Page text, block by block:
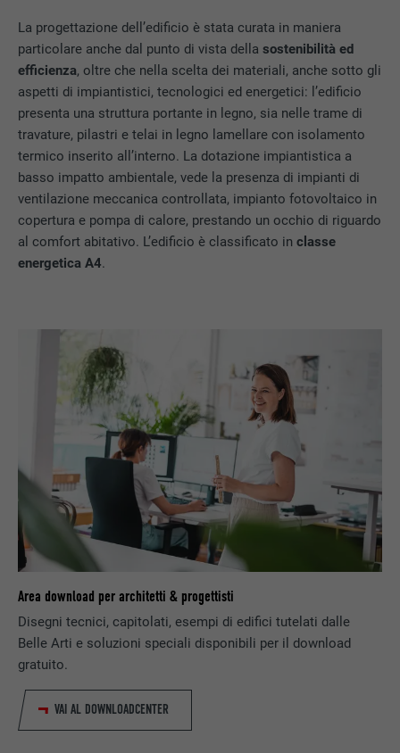
La progettazione dell’edificio è stata curata in maniera
particolare anche dal punto di vista dellasostenibilità ed
efficienza, oltre che nella scelta dei materiali, anche sotto gli
aspetti di impiantistici, tecnologici ed energetici: l’edificio
presenta una struttura portante in legno, sia nelle trame di
travature, pilastri e telai in legno lamellare con isolamento
termico inserito all’interno. La dotazione impiantistica a
basso impatto ambientale, vede la presenza di impianti di
ventilazione meccanica controllata, impianto fotovoltaico in
copertura e pompa di calore, prestando un occhio di riguardo
al comfort abitativo. L’edificio è classificato inclasse
energetica A4.
Area download per architetti & progettisti
Disegni tecnici, capitolati, esempi di edifici tutelati dalle
Belle Arti e soluzioni speciali disponibili per il download
gratuito.
VAI AL DOWNLOADCENTER
PROVIDER Google Universal Analytics
DECORSO 1 giorno
SCOPO
Registra un ID univoco, utilizzato per
generare dati statistici riguardo agli utenti
del sito web.
PROVIDER Google Optimize
l’inserimento di cookie. Non contiene alcun
lang
PROVIDER ads.linkedin.com
DECORSO Sessione
SCOPO
Memorizza la versione linguistica di un sito
web selezionata dall’utente.
NOME
Impostato da LinkedIn, quando un sito
web contiene una finestra “Seguici”
integrata.
NOME bcookie
PROVIDER LinkedIn
DECORSO
SCOPO
Utilizzato dal servizio di social network
LinkedIn per il tracking dell’utilizzo di
prestazioni di servizio integrate.
NOME bscookie